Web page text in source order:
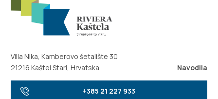
Villa Nika, Kamberovo šetalište 30
21216 Kaštel Stari, Hrvatska
Navodila
+385 21 227 933